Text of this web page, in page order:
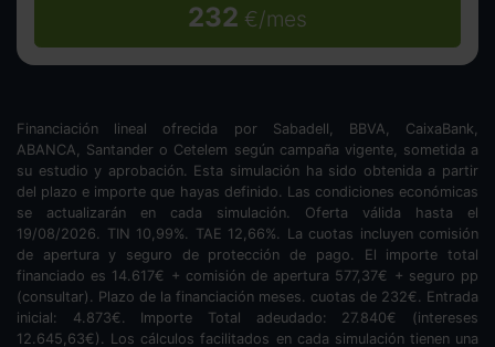
232 €/mes
Financiación lineal ofrecida por Sabadell, BBVA, CaixaBank,
ABANCA, Santander o Cetelem según campaña vigente, sometida a
su estudio y aprobación. Esta simulación ha sido obtenida a partir
del plazo e importe que hayas definido. Las condiciones económicas
se actualizarán en cada simulación. Oferta válida hasta el
19/08/2026. TIN 10,99%. TAE 12,66%. La cuotas incluyen comisión
de apertura y seguro de protección de pago. El importe total
financiado es 14.617€ + comisión de apertura 577,37€ + seguro pp
(consultar). Plazo de la financiación meses. cuotas de 232€. Entrada
inicial: 4.873€. Importe Total adeudado: 27.840€ (intereses
12.645,63€). Los cálculos facilitados en cada simulación tienen una